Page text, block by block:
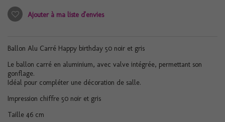
Ajouter à ma liste d'envies
Ballon Alu Carré Happy birthday 50 noir et gris
Le ballon carré en aluminium, avec valve intégrée, permettant son
gonflage.
Idéal pour compléter une décoration de salle.
Impression chiffre 50 noir et gris
Taille 46 cm